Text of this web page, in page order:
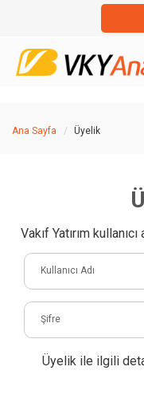
Ana Sayfa Üyelik
Vakıf Yatırım
Üyelik ile ilgili